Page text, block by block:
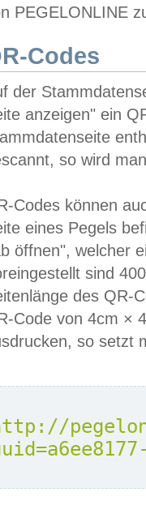
PEGELONLINE
Codes
der
anzeigen" ein
so wird
Codes können
eines Pegels
öffnen", welcher
sind
des QR-
Code von 4cm ×
so setzt